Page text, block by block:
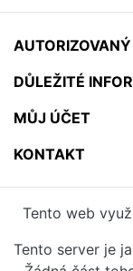
DŮLEŽITÉ
MŮJ ÚČET
KONTAKT
Tento web
Tento server je